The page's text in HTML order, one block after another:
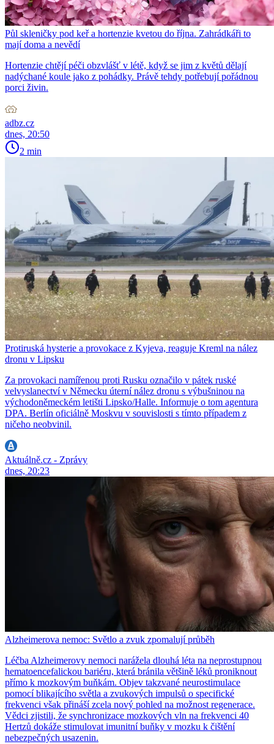
Půl skleničky pod keř a hortenzie kvetou do října. Zahrádkáři to
mají doma a nevědí
Hortenzie chtějí péči obzvlášť v létě, když se jim z květů dělají
nadýchané koule jako z pohádky. Právě tehdy potřebují pořádnou
porci živin.
adbz.cz
dnes, 20:50
2 min
Protiruská hysterie a provokace z Kyjeva, reaguje Kreml na nález
dronu v Lipsku
Za provokaci namířenou proti Rusku označilo v pátek ruské
velvyslanectví v Německu úterní nález dronu s výbušninou na
východoněmeckém letišti Lipsko/Halle. Informuje o tom agentura
DPA. Berlín oficiálně Moskvu v souvislosti s tímto případem z
ničeho neobvinil.
Aktuálně.cz - Zprávy
dnes, 20:23
Alzheimerova nemoc: Světlo a zvuk zpomalují průběh
Léčba Alzheimerovy nemoci narážela dlouhá léta na neprostupnou
hematoencefalickou bariéru, která bránila většině léků proniknout
přímo k mozkovým buňkám. Objev takzvané neurostimulace
pomocí blikajícího světla a zvukových impulsů o specifické
frekvenci však přináší zcela nový pohled na možnost regenerace.
Vědci zjistili, že synchronizace mozkových vln na frekvenci 40
Hertzů dokáže stimulovat imunitní buňky v mozku k čištění
nebezpečných usazenin.